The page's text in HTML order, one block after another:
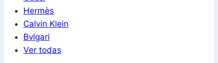
Hermès
Calvin Klein
Bvlgari
Ver todas